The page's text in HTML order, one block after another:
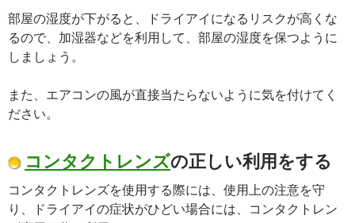
部屋の湿度が下がると、ドライアイになるリスクが高くな
るので、加湿器などを利用して、部屋の湿度を保つように
しましょう。
また、エアコンの風が直接当たらないように気を付けてく
ださい。
コンタクトレンズの正しい利用をする
コンタクトレンズを使用する際には、使用上の注意を守
り、ドライアイの症状がひどい場合には、コンタクトレン